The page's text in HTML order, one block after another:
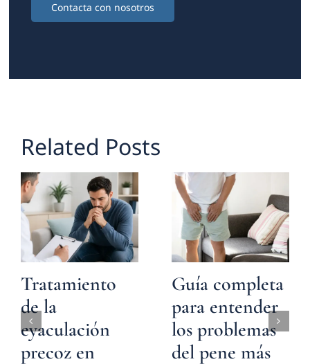
Contacta con nosotros
Related Posts
Tratamiento
de la
eyaculación
precoz en
Guía completa
para entender
los problemas
del pene más